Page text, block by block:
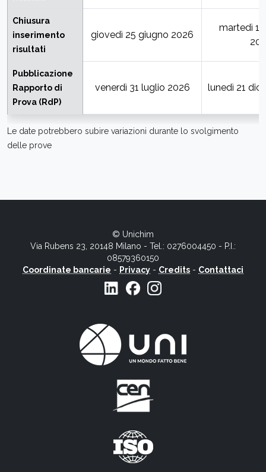
Chiusura
inserimento
risultati
giovedì 25 giugno 2026
martedì 1
Pubblicazione
Rapporto di
Prova (RdP)
venerdì 31 luglio 2026 lunedì 21
Le date potrebbero subire variazioni durante lo svolgimento
delle prove
© Unichim
Via Rubens 23, 20148 Milano - Tel.: 0276004450 - P.I.:
08579360150
Coordinate bancarie - Privacy - Credits - Contattaci